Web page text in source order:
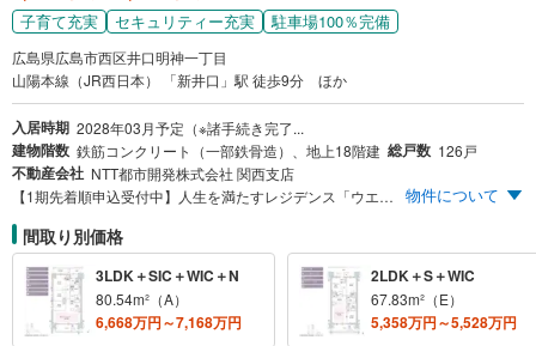
子育て充実 セキュリティー充実 駐車場100％完備
広島県広島市西区井口明神一丁目
山陽本線（JR西日本） 「新井口」駅 徒歩9分 ほか
入居時期 2028年03月予定（※諸手続き完了...
建物階数 鉄筋コンクリート（一部鉄骨造）、地上18階建 総戸数 126戸
不動産会社 NTT都市開発株式会社 関西支店
【1期先着順申込受付中】人生を満たすレジデンス「ウエリス新井口」誕生 JR「新井口」駅徒歩9分 広島電鉄「商工センター入口」駅徒歩8分 アルパーク（西棟）徒歩4分 スーパー・アルクに隣接/徒歩2分 全戸南東向き 敷地内平面駐車場100％ ［エントリー受付中］ ※まず資料請求ボタンよりエントリーをお願い致します。最新情報をメール等でご案内致します。
物件について
間取り別価格
3LDK＋SIC＋WIC＋N
80.54m²（A）
6,668万円～7,168万円
2LDK＋S＋WIC
67.83m²（E）
5,358万円～5,528万円